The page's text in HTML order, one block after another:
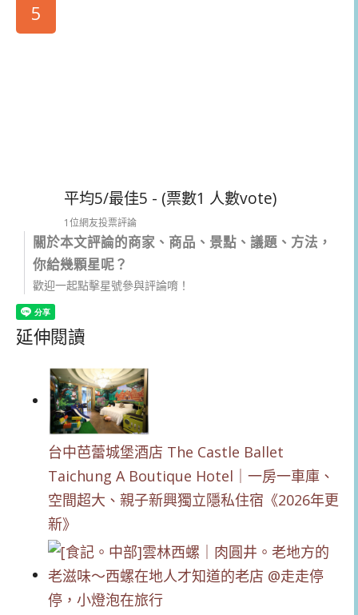
5
平均5/最佳5 - (票數1 人數vote)
1位網友投票評論
關於本文評論的商家、商品、景點、議題、方法，
你給幾顆星呢？
歡迎一起點擊星號參與評論唷！
延伸閱讀
台中芭蕾城堡酒店 The Castle Ballet
Taichung A Boutique Hotel｜一房一車庫、
空間超大、親子新興獨立隱私住宿《2026年更
新》